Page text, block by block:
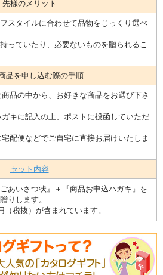
先様のメリット
スタイルに合わせて品物をじっくり選べ
っていたり、必要ないものを贈られるこ
品を申し込む際の手順
品の中から、お好きな商品をお選び下さ
キに記入の上、ポストに投函していただ
配便などでご自宅に直接お届けいたしま
セット内容
あいさつ状』＋『商品お申込ハガキ』を
りします。
税抜）が含まれています。